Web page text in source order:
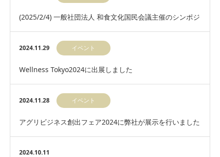
(2025/2/4) 一般社団法人 和食文化国民会議主催のシンポジ
ウムで弊社科学アドバイザー 辻 典…
2024.11.29 イベント
Wellness Tokyo2024に出展しました
2024.11.28 イベント
アグリビジネス創出フェア2024に弊社が展示を行いました
2024.10.11